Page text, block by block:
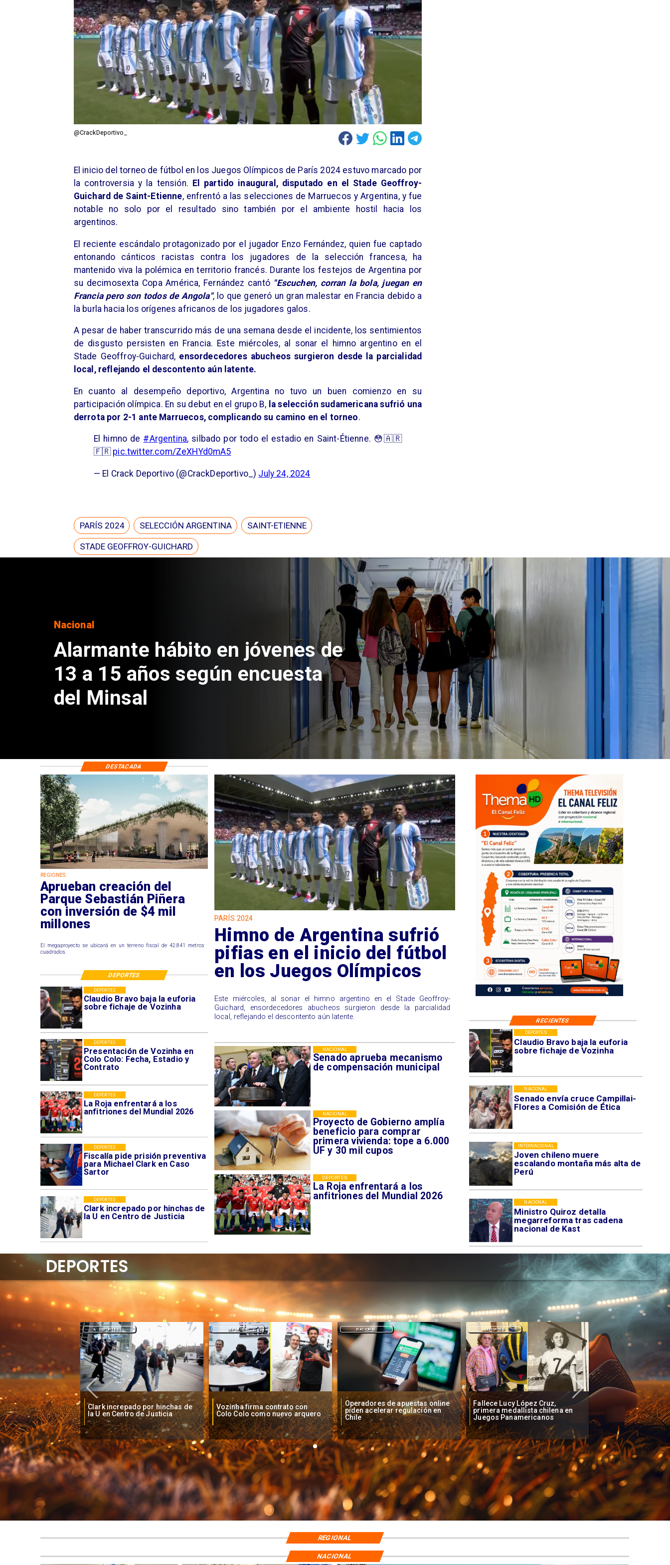
@CrackDeportivo_
El inicio del torneo de fútbol en los Juegos Olímpicos de París 2024 estuvo marcado por
la controversia y la tensión. El partido inaugural, disputado en el Stade Geoffroy-
Guichard de Saint-Etienne, enfrentó a las selecciones de Marruecos y Argentina, y fue
notable no solo por el resultado sino también por el ambiente hostil hacia los
argentinos.
El reciente escándalo protagonizado por el jugador Enzo Fernández, quien fue captado
entonando cánticos racistas contra los jugadores de la selección francesa, ha
mantenido viva la polémica en territorio francés. Durante los festejos de Argentina por
su decimosexta Copa América, Fernández cantó "Escuchen, corran la bola, juegan en
Francia pero son todos de Angola", lo que generó un gran malestar en Francia debido a
la burla hacia los orígenes africanos de los jugadores galos.
A pesar de haber transcurrido más de una semana desde el incidente, los sentimientos
de disgusto persisten en Francia. Este miércoles, al sonar el himno argentino en el
Stade Geoffroy-Guichard, ensordecedores abucheos surgieron desde la parcialidad
local, reflejando el descontento aún latente.
En cuanto al desempeño deportivo, Argentina no tuvo un buen comienzo en su
participación olímpica. En su debut en el grupo B, la selección sudamericana sufrió una
derrota por 2-1 ante Marruecos, complicando su camino en el torneo.
El himno de #Argentina, silbado por todo el estadio en Saint-Étienne. 😳🇦🇷
🇫🇷 pic.twitter.com/ZeXHYd0mA5
— El Crack Deportivo (@CrackDeportivo_) July 24, 2024
PARÍS 2024 SELECCIÓN ARGENTINA SAINT-ETIENNE
STADE GEOFFROY-GUICHARD
Nacional
Alarmante hábito en jóvenes de
13 a 15 años según encuesta
del Minsal
Claudio Bravo baja la euforia
sobre fichaje de Vozinha
DEPORTES
Senado envía cruce Campillai-
Flores a Comisión de Ética
NACIONAL
Joven chileno muere
escalando montaña más alta de
Perú
INTERNACIONAL
Ministro Quiroz detalla
megarreforma tras cadena
nacional de Kast
NACIONAL
Claudio Bravo baja la euforia
sobre fichaje de Vozinha
DEPORTES
Presentación de Vozinha en
Colo Colo: Fecha, Estadio y
Contrato
DEPORTES
La Roja enfrentará a los
anfitriones del Mundial 2026
DEPORTES
Fiscalía pide prisión preventiva
para Michael Clark en Caso
Sartor
DEPORTES
Clark increpado por hinchas de
la U en Centro de Justicia
DEPORTES
Senado aprueba mecanismo
de compensación municipal
NACIONAL
Proyecto de Gobierno amplía
beneficio para comprar
primera vivienda: tope a 6.000
UF y 30 mil cupos
NACIONAL
La Roja enfrentará a los
anfitriones del Mundial 2026
DEPORTES
REGIONES
Aprueban creación del
Parque Sebastián Piñera
con inversión de $4 mil
millones
El megaproyecto se ubicará en un terreno fiscal de 42.841 metros
cuadrados.
PARÍS 2024
Himno de Argentina sufrió
pifias en el inicio del fútbol
en los Juegos Olímpicos
​Este miércoles, al sonar el himno argentino en el Stade Geoffroy-
Guichard, ensordecedores abucheos surgieron desde la parcialidad
local, reflejando el descontento aún latente.
RECIENTES
DESTACADA
DEPORTES
prisión preventiva
Clark en Caso
Clark increpado por hinchas de
la U en Centro de Justicia
DEPORTES
Vozinha firma contrato con
Colo Colo como nuevo arquero
DEPORTES
Operadores de apuestas online
piden acelerar regulación en
Chile
NACIONAL
Fallece Lucy López Cruz,
primera medallista chilena en
Juegos Panamericanos
DEPORTES
Confirman fecha
Vozinha a Colo Colo
DEPORTES
REGIONAL
NACIONAL